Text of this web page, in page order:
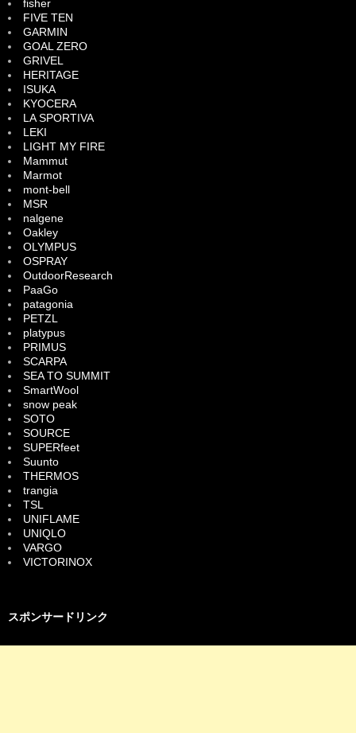
fisher
FIVE TEN
GARMIN
GOAL ZERO
GRIVEL
HERITAGE
ISUKA
KYOCERA
LA SPORTIVA
LEKI
LIGHT MY FIRE
Mammut
Marmot
mont-bell
MSR
nalgene
Oakley
OLYMPUS
OSPRAY
OutdoorResearch
PaaGo
patagonia
PETZL
platypus
PRIMUS
SCARPA
SEA TO SUMMIT
SmartWool
snow peak
SOTO
SOURCE
SUPERfeet
Suunto
THERMOS
trangia
TSL
UNIFLAME
UNIQLO
VARGO
VICTORINOX
スポンサードリンク